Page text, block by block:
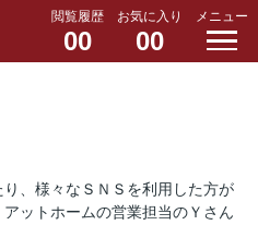
閲覧履歴
00
お気に入り
00
メニュー
、様々なＳＮＳを利用した方が
アットホームの営業担当のＹさん